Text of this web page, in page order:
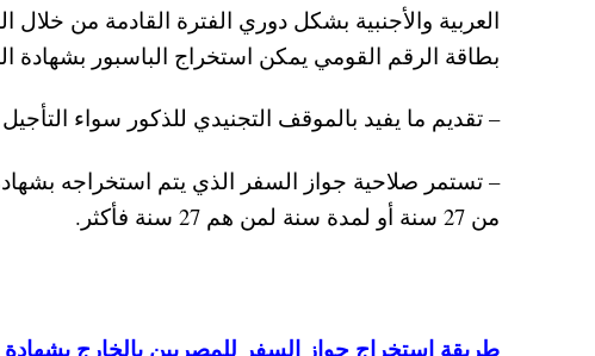
العربية والأجنبية بشكل دوري الفترة القادمة من
بطاقة الرقم القومي يمكن استخراج الباسبور بشهادة
– تقديم ما يفيد بالموقف التجنيدي للذكور سواء التأجيل
– تستمر صلاحية جواز السفر الذي يتم استخراجه
من 27 سنة أو لمدة سنة لمن هم 27 سنة فأكثر.
طريقة استخراج جواز السفر للمصريين بالخارج بشهادة